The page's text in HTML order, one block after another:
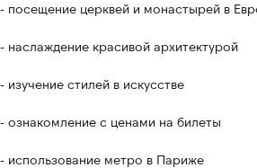
- посещение церквей и монастырей в
- наслаждение красивой архитектурой
- изучение стилей в искусстве
- ознакомление с ценами на билеты
- использование метро в Париже